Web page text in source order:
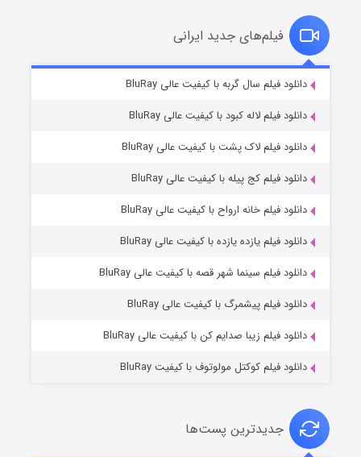
قسمت۶ (زیرنویس) منتشر شد
فیلم‌های جدید ایرانی
دانلود فیلم سال گربه با کیفیت عالی BluRay
دانلود فیلم لاله کبود با کیفیت عالی BluRay
دانلود فیلم لاک پشت با کیفیت عالی BluRay
دانلود فیلم کج‌ پیله با کیفیت عالی BluRay
دانلود فیلم خانه ارواح با کیفیت عالی BluRay
دانلود فیلم یازده یازده با کیفیت عالی BluRay
دانلود فیلم سینما شهر قصه با کیفیت عالی BluRay
دانلود فیلم پیشمرگ با کیفیت عالی BluRay
دانلود فیلم زیبا صدایم کن با کیفیت عالی BluRay
دانلود فیلم کوکتل مولوتوف با کیفیت BluRay
جدیدترین پست‌ها